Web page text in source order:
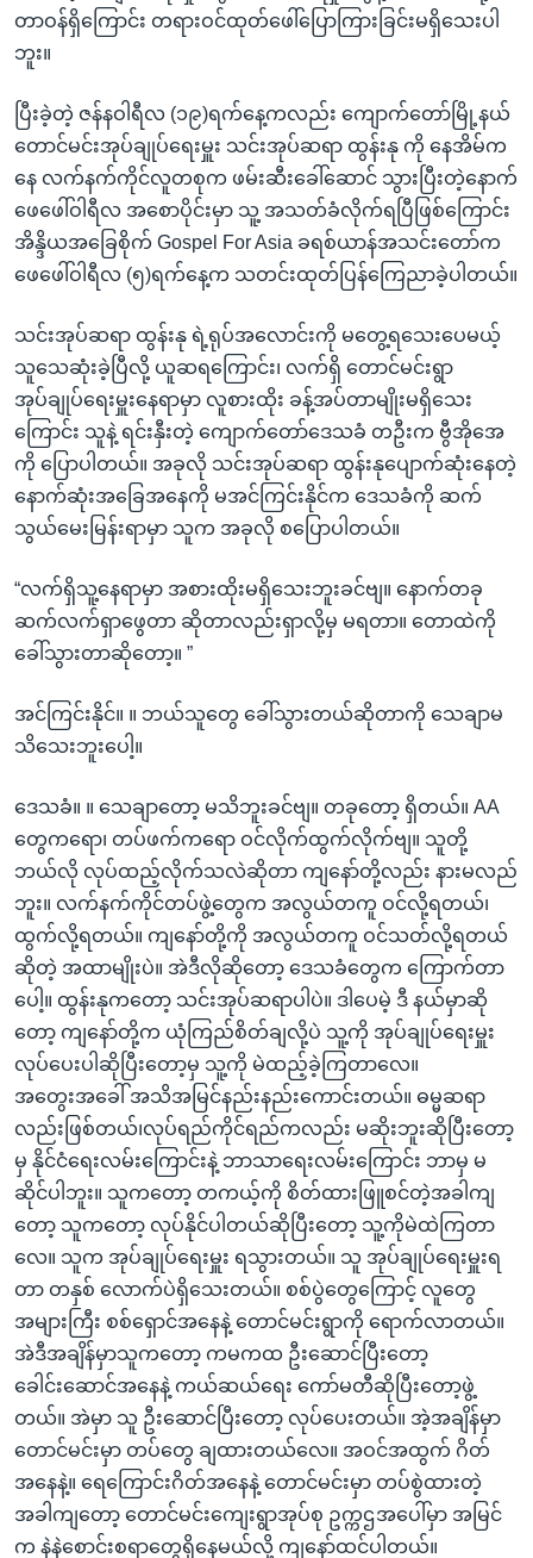
တာဝန်ရှိကြောင်း တရားဝင်ထုတ်ဖေါ်ပြောကြားခြင်းမရှိသေးပါ
ဘူး။
ပြီးခဲ့တဲ့ ဇန်နဝါရီလ (၁၉)ရက်နေ့ကလည်း ကျောက်တော်မြို့နယ်
တောင်မင်းအုပ်ချုပ်ရေးမှူး သင်းအုပ်ဆရာ ထွန်းနု ကို နေအိမ်က
နေ လက်နက်ကိုင်လူတစုက ဖမ်းဆီးခေါ်ဆောင် သွားပြီးတဲ့နောက်
ဖေဖေါ်ဝါရီလ အစောပိုင်းမှာ သူ့ အသတ်ခံလိုက်ရပြီဖြစ်ကြောင်း
အိန္ဒိယအခြေစိုက် Gospel For Asia ခရစ်ယာန်အသင်းတော်က
ဖေဖေါ်ဝါရီလ (၅)ရက်နေ့က သတင်းထုတ်ပြန်ကြေညာခဲ့ပါတယ်။
သင်းအုပ်ဆရာ ထွန်းနု ရဲ့ရုပ်အလောင်းကို မတွေ့ရသေးပေမယ့်
သူသေဆုံးခဲ့ပြီလို့ ယူဆရကြောင်း၊ လက်ရှိ တောင်မင်းရွာ
အုပ်ချုပ်ရေးမှူးနေရာမှာ လူစားထိုး ခန့်အပ်တာမျိုးမရှိသေး
ကြောင်း သူနဲ့ ရင်းနှီးတဲ့ ကျောက်တော်ဒေသခံ တဦးက ဗွီအိုအေ
ကို ပြောပါတယ်။ အခုလို သင်းအုပ်ဆရာ ထွန်းနုပျောက်ဆုံးနေတဲ့
နောက်ဆုံးအခြေအနေကို မအင်ကြင်းနိုင်က ဒေသခံကို ဆက်
သွယ်မေးမြန်းရာမှာ သူက အခုလို စပြောပါတယ်။
“လက်ရှိသူ့နေရာမှာ အစားထိုးမရှိသေးဘူးခင်ဗျ။ နောက်တခု
ဆက်လက်ရှာဖွေတာ ဆိုတာလည်းရှာလို့မှ မရတာ။ တောထဲကို
ခေါ်သွားတာဆိုတော့။ ”
အင်ကြင်းနိုင်။ ။ ဘယ်သူတွေ ခေါ်သွားတယ်ဆိုတာကို သေချာမ
သိသေးဘူးပေါ့။
ဒေသခံ။ ။ သေချာတော့ မသိဘူးခင်ဗျ။ တခုတော့ ရှိတယ်။ AA
တွေကရော၊ တပ်ဖက်ကရော ဝင်လိုက်ထွက်လိုက်ဗျ။ သူတို့
ဘယ်လို လုပ်ထည့်လိုက်သလဲဆိုတာ ကျနော်တို့လည်း နားမလည်
ဘူး။ လက်နက်ကိုင်တပ်ဖွဲ့တွေက အလွယ်တကူ ဝင်လို့ရတယ်၊
ထွက်လို့ရတယ်။ ကျနော်တို့ကို အလွယ်တကူ ဝင်သတ်လို့ရတယ်
ဆိုတဲ့ အထာမျိုးပဲ။ အဲဒီလိုဆိုတော့ ဒေသခံတွေက ကြောက်တာ
ပေါ့။ ထွန်းနုကတော့ သင်းအုပ်ဆရာပါပဲ။ ဒါပေမဲ့ ဒီ နယ်မှာဆို
တော့ ကျနော်တို့က ယုံကြည်စိတ်ချလို့ပဲ သူ့ကို အုပ်ချုပ်ရေးမှူး
လုပ်ပေးပါဆိုပြီးတော့မှ သူ့ကို မဲထည့်ခဲ့ကြတာလေ။
အတွေးအခေါ် အသိအမြင်နည်းနည်းကောင်းတယ်။ ဓမ္မဆရာ
လည်းဖြစ်တယ်၊လုပ်ရည်ကိုင်ရည်ကလည်း မဆိုးဘူးဆိုပြီးတော့
မှ နိုင်ငံရေးလမ်းကြောင်းနဲ့ ဘာသာရေးလမ်းကြောင်း ဘာမှ မ
ဆိုင်ပါဘူး။ သူကတော့ တကယ့်ကို စိတ်ထားဖြူစင်တဲ့အခါကျ
တော့ သူကတော့ လုပ်နိုင်ပါတယ်ဆိုပြီးတော့ သူ့ကိုမဲထဲကြတာ
လေ။ သူက အုပ်ချုပ်ရေးမှူး ရသွားတယ်။ သူ အုပ်ချုပ်ရေးမှူးရ
တာ တနှစ် လောက်ပဲရှိသေးတယ်။ စစ်ပွဲတွေကြောင့် လူတွေ
အများကြီး စစ်ရှောင်အနေနဲ့ တောင်မင်းရွာကို ရောက်လာတယ်။
အဲဒီအချိန်မှာသူကတော့ ကမကထ ဦးဆောင်ပြီးတော့
ခေါင်းဆောင်အနေနဲ့ ကယ်ဆယ်ရေး ကော်မတီဆိုပြီးတော့ဖွဲ့
တယ်။ အဲမှာ သူ ဦးဆောင်ပြီးတော့ လုပ်ပေးတယ်။ အဲ့အချိန်မှာ
တောင်မင်းမှာ တပ်တွေ ချထားတယ်လေ။ အဝင်အထွက် ဂိတ်
အနေနဲ့။ ရေကြောင်းဂိတ်အနေနဲ့ တောင်မင်းမှာ တပ်စွဲထားတဲ့
အခါကျတော့ တောင်မင်းကျေးရွာအုပ်စု ဥက္ကဌအပေါ်မှာ အမြင်
က နဲနဲစောင်းစရာတွေရှိနေမယ်လို့ ကျနော်ထင်ပါတယ်။